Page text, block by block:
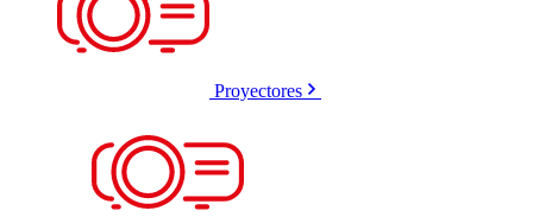
Proyectores